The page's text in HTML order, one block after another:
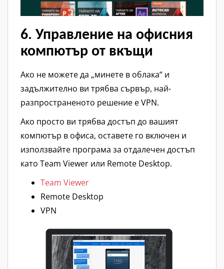
6. Управление на офисния
компютър от вкъщи
Ако не можете да „минете в облака“ и
задължително ви трябва сървър, най-
разпространеното решение е VPN.
Ако просто ви трябва достъп до вашият
компютър в офиса, оставете го включен и
използвайте програма за отдалечен достъп
като Team Viewer или Remote Desktop.
Team Viewer
Remote Desktop
VPN